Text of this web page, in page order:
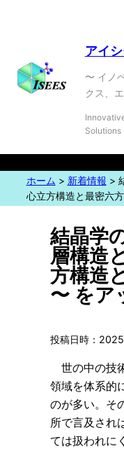
アイ
〜 イノ
クス、
Solutions
ホーム > 新着情報 >
心立方構造と最密六
結晶学
層構造
方構造
〜 をア
世の中の技
領域を体系的
のが多い。そ
所で言及され
ては扱われに